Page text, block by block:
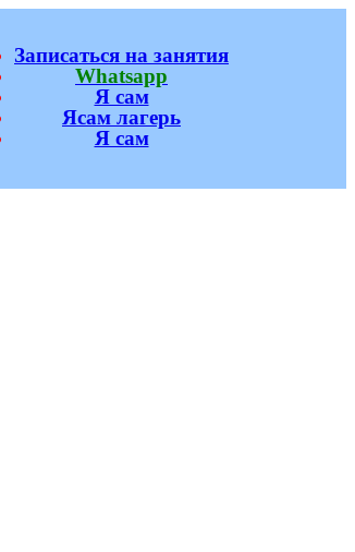
Записаться на занятия
Whatsapp
Я сам
Ясам лагерь
Я сам